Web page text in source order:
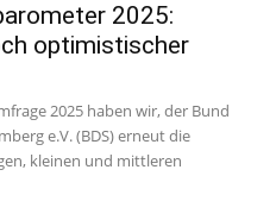
2025:
optimistischer
2025 haben wir, der Bund
e.V. (BDS) erneut die
kleinen und mittleren